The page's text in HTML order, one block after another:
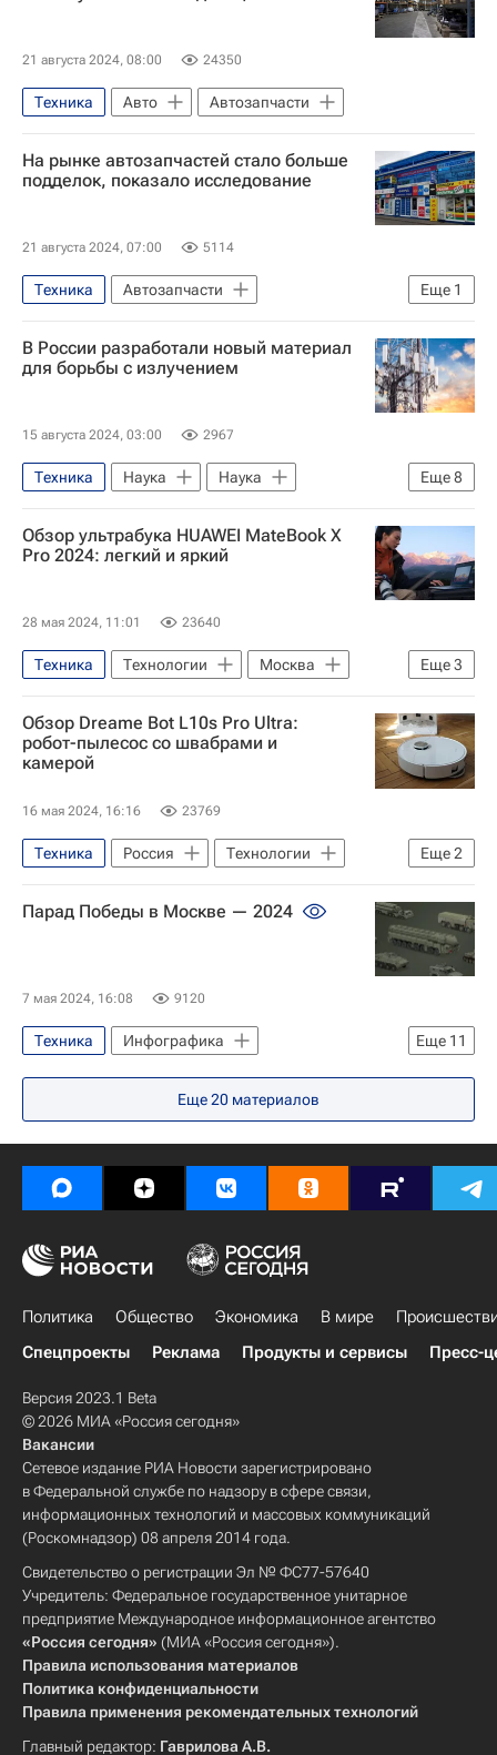
21 августа 2024, 08:00 24350
Техника Авто Автозапчасти
На рынке автозапчастей стало больше
подделок, показало исследование
21 августа 2024, 07:00 5114
Еще 1
Техника
Автозапчасти
Санкции в отношении России
В России разработали новый материал
для борьбы с излучением
15 августа 2024, 03:00 2967
Еще8
Техника Наука
Наука
Университетская наука
Навигатор абитуриента
Россия
Российская академия наук
электромагнитное излучение
Технологическое лидерство
Российские инновации
Обзор ультрабука HUAWEI MateBook X
Pro 2024: легкий и яркий
28 мая 2024, 11:01 23640
Еще3
Техника Технологии
Москва
Huawei Technologies
Ноутбуки
Наука
Обзор Dreame Bot L10s Pro Ultra:
робот-пылесос со швабрами и
камерой
16 мая 2024, 16:16 23769
Еще2
Техника Россия
Технологии
Гаджеты
Наука
Парад Победы в Москве — 2024
7 мая 2024, 16:08 9120
Еще 11
Техника
Инфографика
Парад Победы
Москва
Военная техника
Т-34
Тайфун (автомобиль)
Бронеавтомобиль "Тигр"
С-400 «Триумф»
Су-30СМ
Су-25
МиГ-29
Еще20 материалов
Политика Общество Экономика В мире
Спецпроекты
Реклама Продукты и сервисы Пресс-
Версия 2023.1 Beta
© 2026 МИА «Россия сегодня»
Вакансии
Сетевое издание РИА Новости зарегистрировано
в Федеральной службе по надзору в сфере связи,
информационных технологий и массовых коммуникаций
(Роскомнадзор) 08 апреля 2014 года.
Свидетельство о регистрации Эл № ФС77-57640
Учредитель: Федеральное государственное унитарное
предприятие Международное информационное агентство
«Россия сегодня» (МИА «Россия сегодня»).
Правила использования материалов
Политика конфиденциальности
Правила применения рекомендательных технологий
Главный редактор: Гаврилова А.В.